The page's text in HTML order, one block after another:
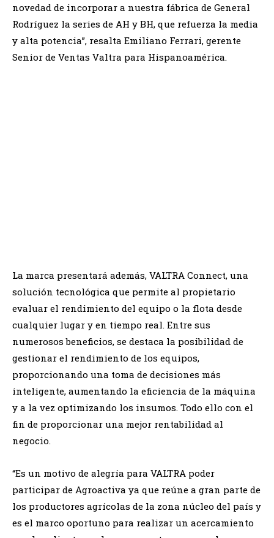
novedad de incorporar a nuestra fábrica de General
Rodríguez la series de AH y BH, que refuerza la media
y alta potencia”, resalta Emiliano Ferrari, gerente
Senior de Ventas Valtra para Hispanoamérica.
La marca presentará además, VALTRA Connect, una
solución tecnológica que permite al propietario
evaluar el rendimiento del equipo o la flota desde
cualquier lugar y en tiempo real. Entre sus
numerosos beneficios, se destaca la posibilidad de
gestionar el rendimiento de los equipos,
proporcionando una toma de decisiones más
inteligente, aumentando la eficiencia de la máquina
y a la vez optimizando los insumos. Todo ello con el
fin de proporcionar una mejor rentabilidad al
negocio.
“Es un motivo de alegría para VALTRA poder
participar de Agroactiva ya que reúne a gran parte de
los productores agrícolas de la zona núcleo del país y
es el marco oportuno para realizar un acercamiento